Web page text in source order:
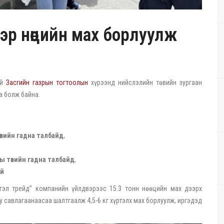
нөөцийн мах борлуулж
Засгийн газрын тогтоолын хүрээнд нийслэлийн төвийн зургаан
болж байна.
гадна талбайд,
төвийн гадна талбайд,
трейд” компанийн үйлдвэрээс 15.3 тонн нөөцийн мах дээрх
савлагаанаасаа шалтгаалж 4,5-6 кг хүртэлх мах борлуулж, иргэдэд